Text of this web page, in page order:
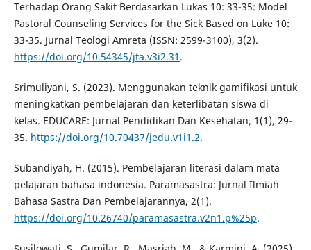
Terhadap Orang Sakit Berdasarkan Lukas 10: 33-35: Model
Pastoral Counseling Services for the Sick Based on Luke 10:
33-35. Jurnal Teologi Amreta (ISSN: 2599-3100), 3(2).
https://doi.org/10.54345/jta.v3i2.31 .
Srimuliyani, S. (2023). Menggunakan teknik gamifikasi untuk
meningkatkan pembelajaran dan keterlibatan siswa di
kelas. EDUCARE: Jurnal Pendidikan Dan Kesehatan, 1(1), 29-
35. https://doi.org/10.70437/jedu.v1i1.2.
Subandiyah, H. (2015). Pembelajaran literasi dalam mata
pelajaran bahasa indonesia. Paramasastra: Jurnal Ilmiah
Bahasa Sastra Dan Pembelajarannya, 2(1).
https://doi.org/10.26740/paramasastra.v2n1.p%25p.